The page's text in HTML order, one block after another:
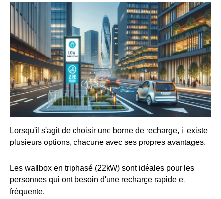
Lorsqu'il s'agit de choisir une borne de recharge, il existe
plusieurs options, chacune avec ses propres avantages.
Les wallbox en triphasé (22kW) sont idéales pour les
personnes qui ont besoin d'une recharge rapide et
fréquente.